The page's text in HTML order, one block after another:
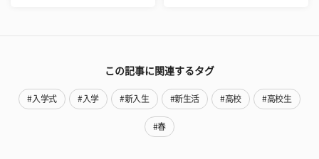
この記事に関連するタグ
#入学式 #入学 #新入生 #新生活 #高校 #高校生
#春